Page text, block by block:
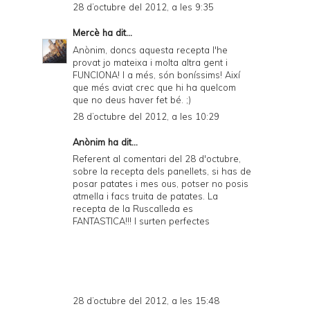
28 d’octubre del 2012, a les 9:35
Mercè ha dit...
Anònim, doncs aquesta recepta l'he
provat jo mateixa i molta altra gent i
FUNCIONA! I a més, són boníssims! Així
que més aviat crec que hi ha quelcom
que no deus haver fet bé. ;)
28 d’octubre del 2012, a les 10:29
Anònim ha dit...
Referent al comentari del 28 d'octubre,
sobre la recepta dels panellets, si has de
posar patates i mes ous, potser no posis
atmella i facs truita de patates. La
recepta de la Ruscalleda es
FANTASTICA!!! I surten perfectes
28 d’octubre del 2012, a les 15:48